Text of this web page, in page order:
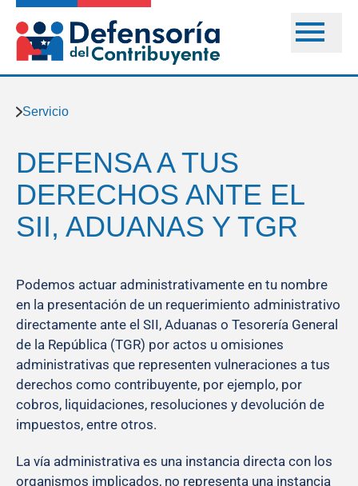
Servicio
DEFENSA A TUS
DERECHOS ANTE EL
SII, ADUANAS Y TGR
Podemos actuar administrativamente en tu nombre
en la presentación de un requerimiento administrativo
directamente ante el SII, Aduanas o Tesorería General
de la República (TGR) por actos u omisiones
administrativas que representen vulneraciones a tus
derechos como contribuyente, por ejemplo, por
cobros, liquidaciones, resoluciones y devolución de
impuestos, entre otros.
La vía administrativa es una instancia directa con los
organismos implicados, no representa una instancia